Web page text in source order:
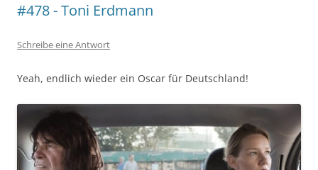
#478 - Toni Erdmann
Schreibe eine Antwort
Yeah, endlich wieder ein Oscar für Deutschland!